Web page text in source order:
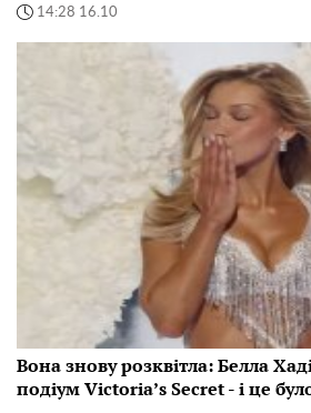
14:28 16.10
Вона знову розквітла: Белла
подіум Victoria’s Secret - і це